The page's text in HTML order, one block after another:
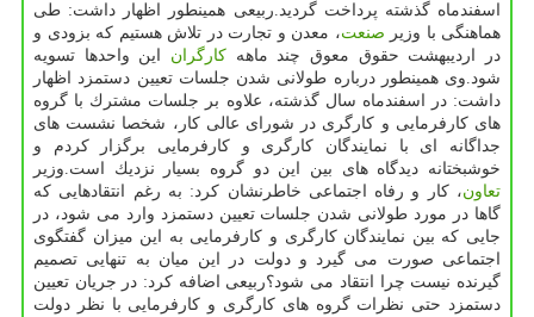
اسفندماه گذشته پرداخت گردید.ربیعی همینطور اظهار داشت: طی
هماهنگی با وزیر صنعت، معدن و تجارت در تلاش هستیم كه بزودی و
در اردیبهشت حقوق معوق چند ماهه كارگران این واحدها تسویه
شود.وی همینطور درباره طولانی شدن جلسات تعیین دستمزد اظهار
داشت: در اسفندماه سال گذشته، علاوه بر جلسات مشترك با گروه
های كارفرمایی و كارگری در شورای عالی كار، شخصا نشست های
جداگانه ای با نمایندگان كارگری و كارفرمایی برگزار كردم و
خوشبختانه دیدگاه های بین این دو گروه بسیار نزدیك است.وزیر
تعاون، كار و رفاه اجتماعی خاطرنشان كرد: به رغم انتقادهایی كه
گاها در مورد طولانی شدن جلسات تعیین دستمزد وارد می شود، در
جایی كه بین نمایندگان كارگری و كارفرمایی به این میزان گفتگوی
اجتماعی صورت می گیرد و دولت در این میان به تنهایی تصمیم
گیرنده نیست چرا انتقاد می شود؟ربیعی اضافه كرد: در جریان تعیین
دستمزد حتی نظرات گروه های كارگری و كارفرمایی با نظر دولت